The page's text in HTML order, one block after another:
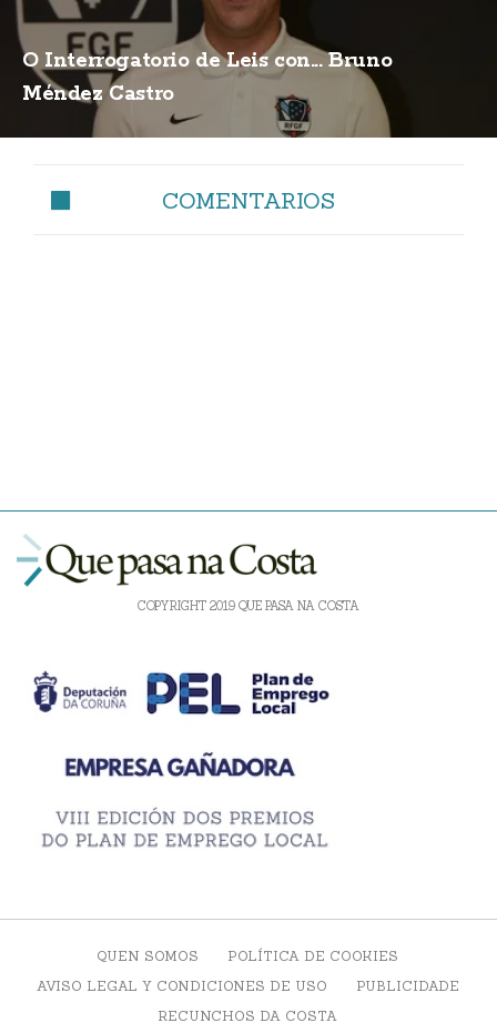
O Interrogatorio de Leis con... Bruno
Méndez Castro
COMENTARIOS
COPYRIGHT 2019 QUE PASA NA COSTA
QUEN SOMOS
POLÍTICA DE COOKIES
AVISO LEGAL Y CONDICIONES DE USO
PUBLICIDADE
RECUNCHOS DA COSTA